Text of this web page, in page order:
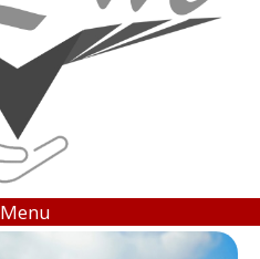
Menu
NOS SERVICES
GALERIES